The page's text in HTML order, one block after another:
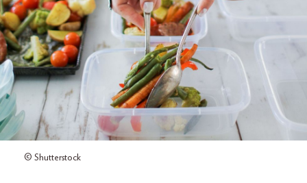
© Shutterstock